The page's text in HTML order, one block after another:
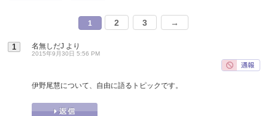
1 2 3 →
1 名無しだJ より
2015年9月30日 5:56 PM
伊野尾慧について、自由に語るトピックです。